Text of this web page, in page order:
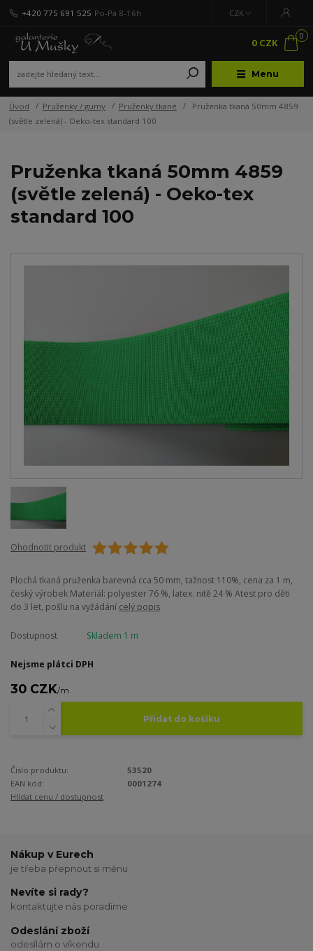
Menu
CZK
+420 775 691 525 Po-Pá 8-16h
0
0 CZK
Úvod Pruženky / gumy Pruženky tkané
Pruženka tkaná 50mm 4859
(světle zelená) - Oeko-tex standard 100
Pruženka tkaná 50mm 4859
(světle zelená) - Oeko-tex
standard 100
Ohodnotit produkt
Plochá tkaná pruženka barevná cca 50 mm, tažnost 110%, cena za 1 m,
český výrobek Materiál: polyester 76 %, latex. nitě 24 % Atest pro děti
do 3 let, pošlu na vyžádání celý popis
Dostupnost Skladem 1 m
Nejsme plátci DPH
30 CZK/m
Přidat do košíku
Číslo produktu:
53520
EAN kód:
0001274
Hlídat cenu / dostupnost
Nákup v Eurech
je třeba přepnout si měnu
Nevíte si rady?
kontaktujte nás poradíme
Odeslání zboží
odesílám o víkendu